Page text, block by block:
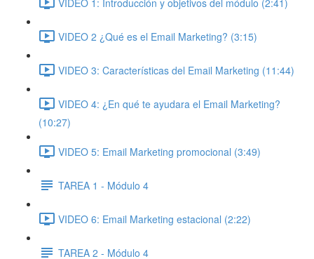
VIDEO 2 ¿Qué es el Email Marketing? (3:15)
VIDEO 3: Características del Email Marketing (11:44)
VIDEO 4: ¿En qué te ayudara el Email Marketing?
(10:27)
VIDEO 5: Email Marketing promocional (3:49)
TAREA 1 - Módulo 4
VIDEO 6: Email Marketing estacional (2:22)
TAREA 2 - Módulo 4